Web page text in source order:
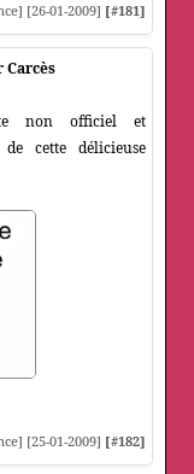
[26-01-2009] [#181]
non officiel et
cette délicieuse
[25-01-2009] [#182]